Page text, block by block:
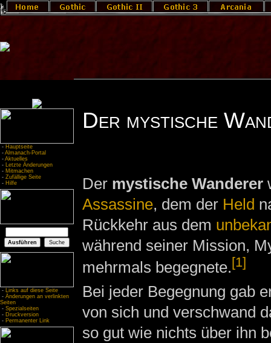
- Hauptseite
- Almanach-Portal
- Aktuelles
- Letzte Änderungen
- Mitmachen
- Zufällige Seite
- Hilfe
- Links auf diese Seite
- Änderungen an verlinkten
Seiten
- Spezialseiten
- Druckversion
- Permanenter Link
Der mystische
Der mystische Wanderer
Assassine, dem der Held
Rückkehr aus dem
während seiner Mission,
mehrmals begegnete.[1]
Bei jeder Begegnung gab
von sich und verschwand
so gut wie nichts über ihn